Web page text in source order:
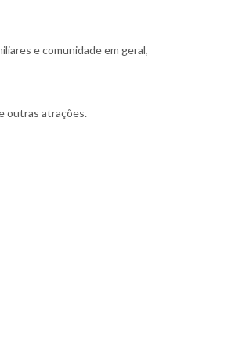
e comunidade em geral,
outras atrações.